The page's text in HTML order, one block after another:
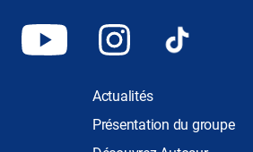
Actualités
Présentation du groupe